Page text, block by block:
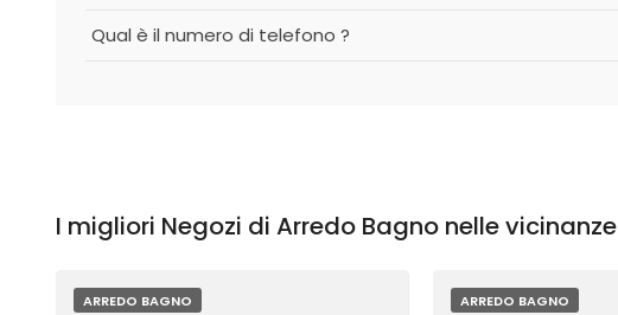
Qual è il numero di telefono ?
I migliori Negozi di Arredo Bagno nelle vicinanze
ARREDO BAGNO ARREDO BAGNO